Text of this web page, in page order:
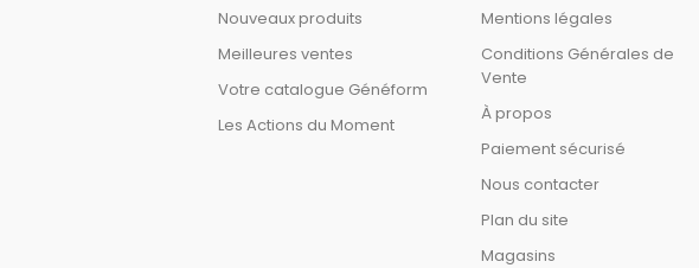
Nouveaux produits
Meilleures ventes
Votre catalogue Généform
Les Actions du Moment
Mentions légales
Conditions Générales de
Vente
À propos
Paiement sécurisé
Nous contacter
Plan du site
Magasins